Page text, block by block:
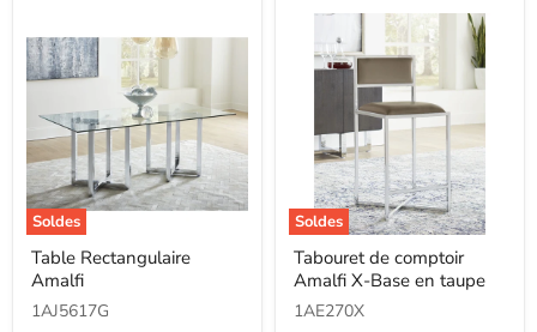
Soldes
Table
Rectangulaire
Amalfi
Table Rectangulaire
Amalfi
1AJ5617G
Soldes
Tabouret
de
comptoir
Amalfi
X-
Tabouret de comptoir
Amalfi X-Base en taupe
1AE270X